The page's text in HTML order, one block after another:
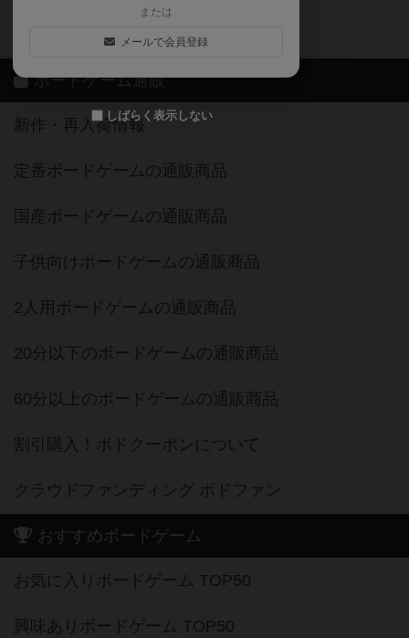
または
メールで会員登録
しばらく表示しない
ボドゲーマご利用案内
ボードゲーム通販
新作・再入荷情報
定番ボードゲームの通販商品
国産ボードゲームの通販商品
子供向けボードゲームの通販商品
2人用ボードゲームの通販商品
20分以下のボードゲームの通販商品
60分以上のボードゲームの通販商品
割引購入！ボドクーポンについて
クラウドファンディング ボドファン
おすすめボードゲーム
お気に入りボードゲーム TOP50
興味ありボードゲーム TOP50